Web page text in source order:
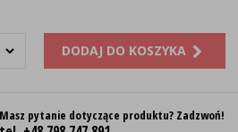
DODAJ DO KOSZYKA
Masz pytanie dotyczące produktu? Zadzwoń!